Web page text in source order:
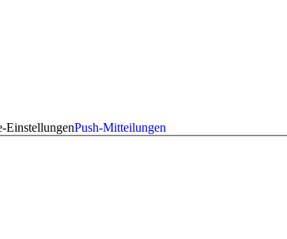
EinstellungenPush-Mitteilungen